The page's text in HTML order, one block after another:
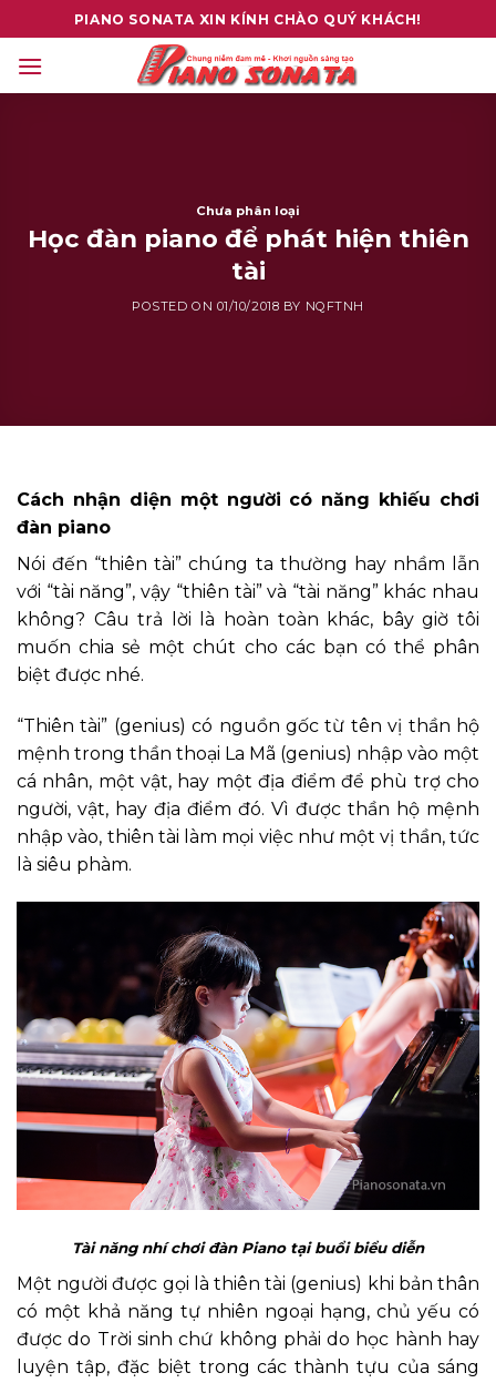
to
content
PIANO SONATA XIN KÍNH CHÀO QUÝ KHÁCH!
Chưa phân loại
Học đàn piano để phát hiện thiên
tài
POSTED ON 01/10/2018 BY NQFTNH
Cách nhận diện một người có năng khiếu chơi
đàn piano
Nói đến “thiên tài” chúng ta thường hay nhầm lẫn
với “tài năng”, vậy “thiên tài” và “tài năng” khác nhau
không? Câu trả lời là hoàn toàn khác, bây giờ tôi
muốn chia sẻ một chút cho các bạn có thể phân
biệt được nhé.
“Thiên tài” (genius) có nguồn gốc từ tên vị thần hộ
mệnh trong thần thoại La Mã (genius) nhập vào một
cá nhân, một vật, hay một địa điểm để phù trợ cho
người, vật, hay địa điểm đó. Vì được thần hộ mệnh
nhập vào, thiên tài làm mọi việc như một vị thần, tức
là siêu phàm.
Tài năng nhí chơi đàn Piano tại buổi biểu diễn
Một người được gọi là thiên tài (genius) khi bản thân
có một khả năng tự nhiên ngoại hạng, chủ yếu có
được do Trời sinh chứ không phải do học hành hay
luyện tập, đặc biệt trong các thành tựu của sáng